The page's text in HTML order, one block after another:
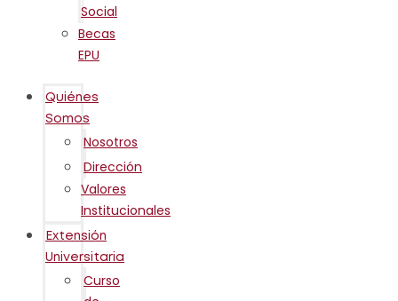
Social
Becas
EPU
Quiénes
Somos
Nosotros
Dirección
Valores
Institucionales
Extensión
Universitaria
Curso